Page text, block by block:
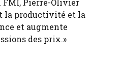
FMI, Pierre-Olivier
la productivité et la
et augmente
des prix.»